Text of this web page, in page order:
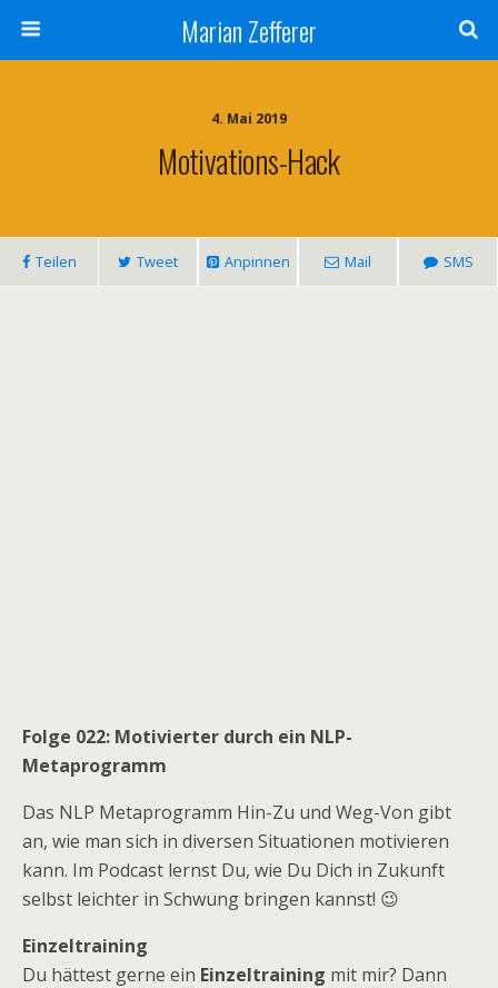
Marian Zefferer
4. Mai 2019
Motivations-Hack
Teilen Tweet Anpinnen Mail SMS
Folge 022: Motivierter durch ein NLP-
Metaprogramm
Das NLP Metaprogramm Hin-Zu und Weg-Von gibt
an, wie man sich in diversen Situationen motivieren
kann. Im Podcast lernst Du, wie Du Dich in Zukunft
selbst leichter in Schwung bringen kannst! 😉
Einzeltraining
Du hättest gerne ein Einzeltraining mit mir? Dann